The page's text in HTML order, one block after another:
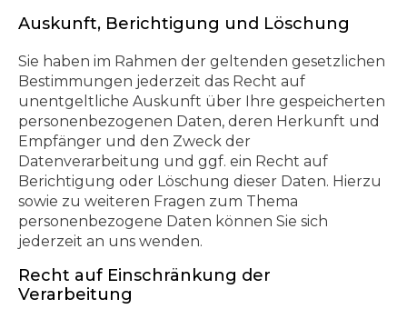
Auskunft, Berichtigung und Löschung
Sie haben im Rahmen der geltenden gesetzlichen
Bestimmungen jederzeit das Recht auf
unentgeltliche Auskunft über Ihre gespeicherten
personenbezogenen Daten, deren Herkunft und
Empfänger und den Zweck der
Datenverarbeitung und ggf. ein Recht auf
Berichtigung oder Löschung dieser Daten. Hierzu
sowie zu weiteren Fragen zum Thema
personenbezogene Daten können Sie sich
jederzeit an uns wenden.
Recht auf Einschränkung der
Verarbeitung